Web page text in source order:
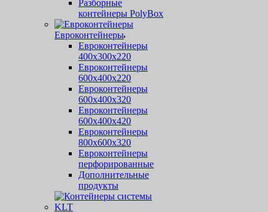
Разборные
контейнеры PolyBox
Евроконтейнеры
Евроконтейнеры
400х300х220
Евроконтейнеры
600х400х220
Евроконтейнеры
600х400х320
Евроконтейнеры
600х400х420
Евроконтейнеры
800х600х320
Евроконтейнеры
перфорированные
Дополнительные
продукты